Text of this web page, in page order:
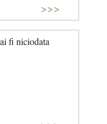
>>>
fi niciodata